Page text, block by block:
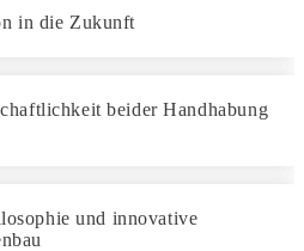
in die Zukunft
beider Handhabung
und innovative